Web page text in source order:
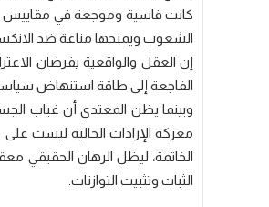
كانت قاسية وموجعة في مقاييس
الشعوب ويمنحها مناعة ضد
إن العقل والواقعية يفرضان
الفاجعة إلى طاقة استنهاض
وبينما يظن المعتدي أن غياب
معركة الإرادات الحالية ليست
الخاتمة، ليظل الرهان الحقيقي
الثبات وتثبيت التوازنات.